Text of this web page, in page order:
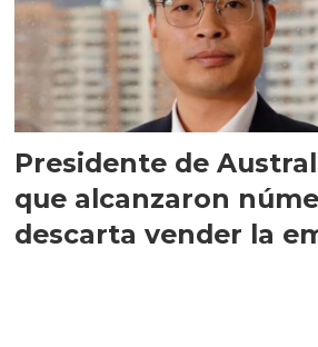
Presidente de
que alcanzaron
descarta vender la